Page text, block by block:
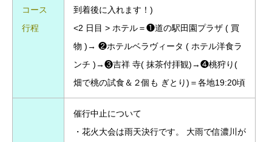
コース
行程
到着後に入れます！)
<2 日目 > ホテル＝❶道の駅田園プラザ ( 買
物 )→ ❷ホテルベラヴィータ ( ホテル洋食ラ
ンチ )→❸吉祥 寺( 抹茶付拝観)→❹桃狩り(
畑で桃の試食＆２個も ぎとり)＝各地19:20頃
催行中止について
・花火大会は雨天決行です。 大雨で信濃川が